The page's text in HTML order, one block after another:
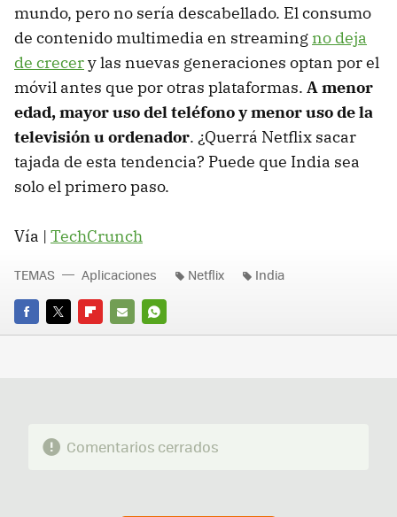
mundo, pero no sería descabellado. El consumo
de contenido multimedia en streaming no deja
de crecery las nuevas generaciones optan por el
móvil antes que por otras plataformas. A menor
edad, mayor uso del teléfono y menor uso de la
televisión u ordenador. ¿Querrá Netflix sacar
tajada de esta tendencia? Puede que India sea
solo el primero paso.
Vía | TechCrunch
FACEBOOK
TWITTERFLIPBOARD
E-
WHATSAPP
TEMAS Aplicaciones Netflix India
Comentarios cerrados